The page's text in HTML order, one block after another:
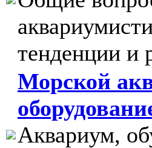
тенденции и
Морской
Аквариум,